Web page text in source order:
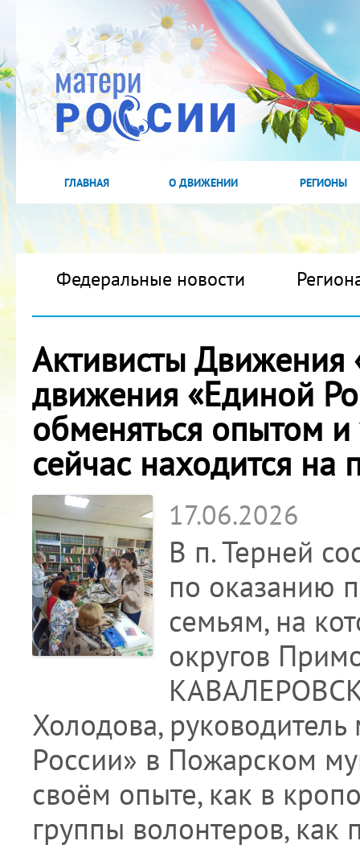
ГЛАВНАЯ О ДВИЖЕНИИ РЕГИОНЫ
Федеральные новости
Активисты Движения
движения «Единой
обменяться опытом
сейчас находится на
17.06.2026
В п. Терней
по оказанию
семьям, на
округов
Холодова,
России» в Пожарском
своём опыте, как в
группы волонтеров, как